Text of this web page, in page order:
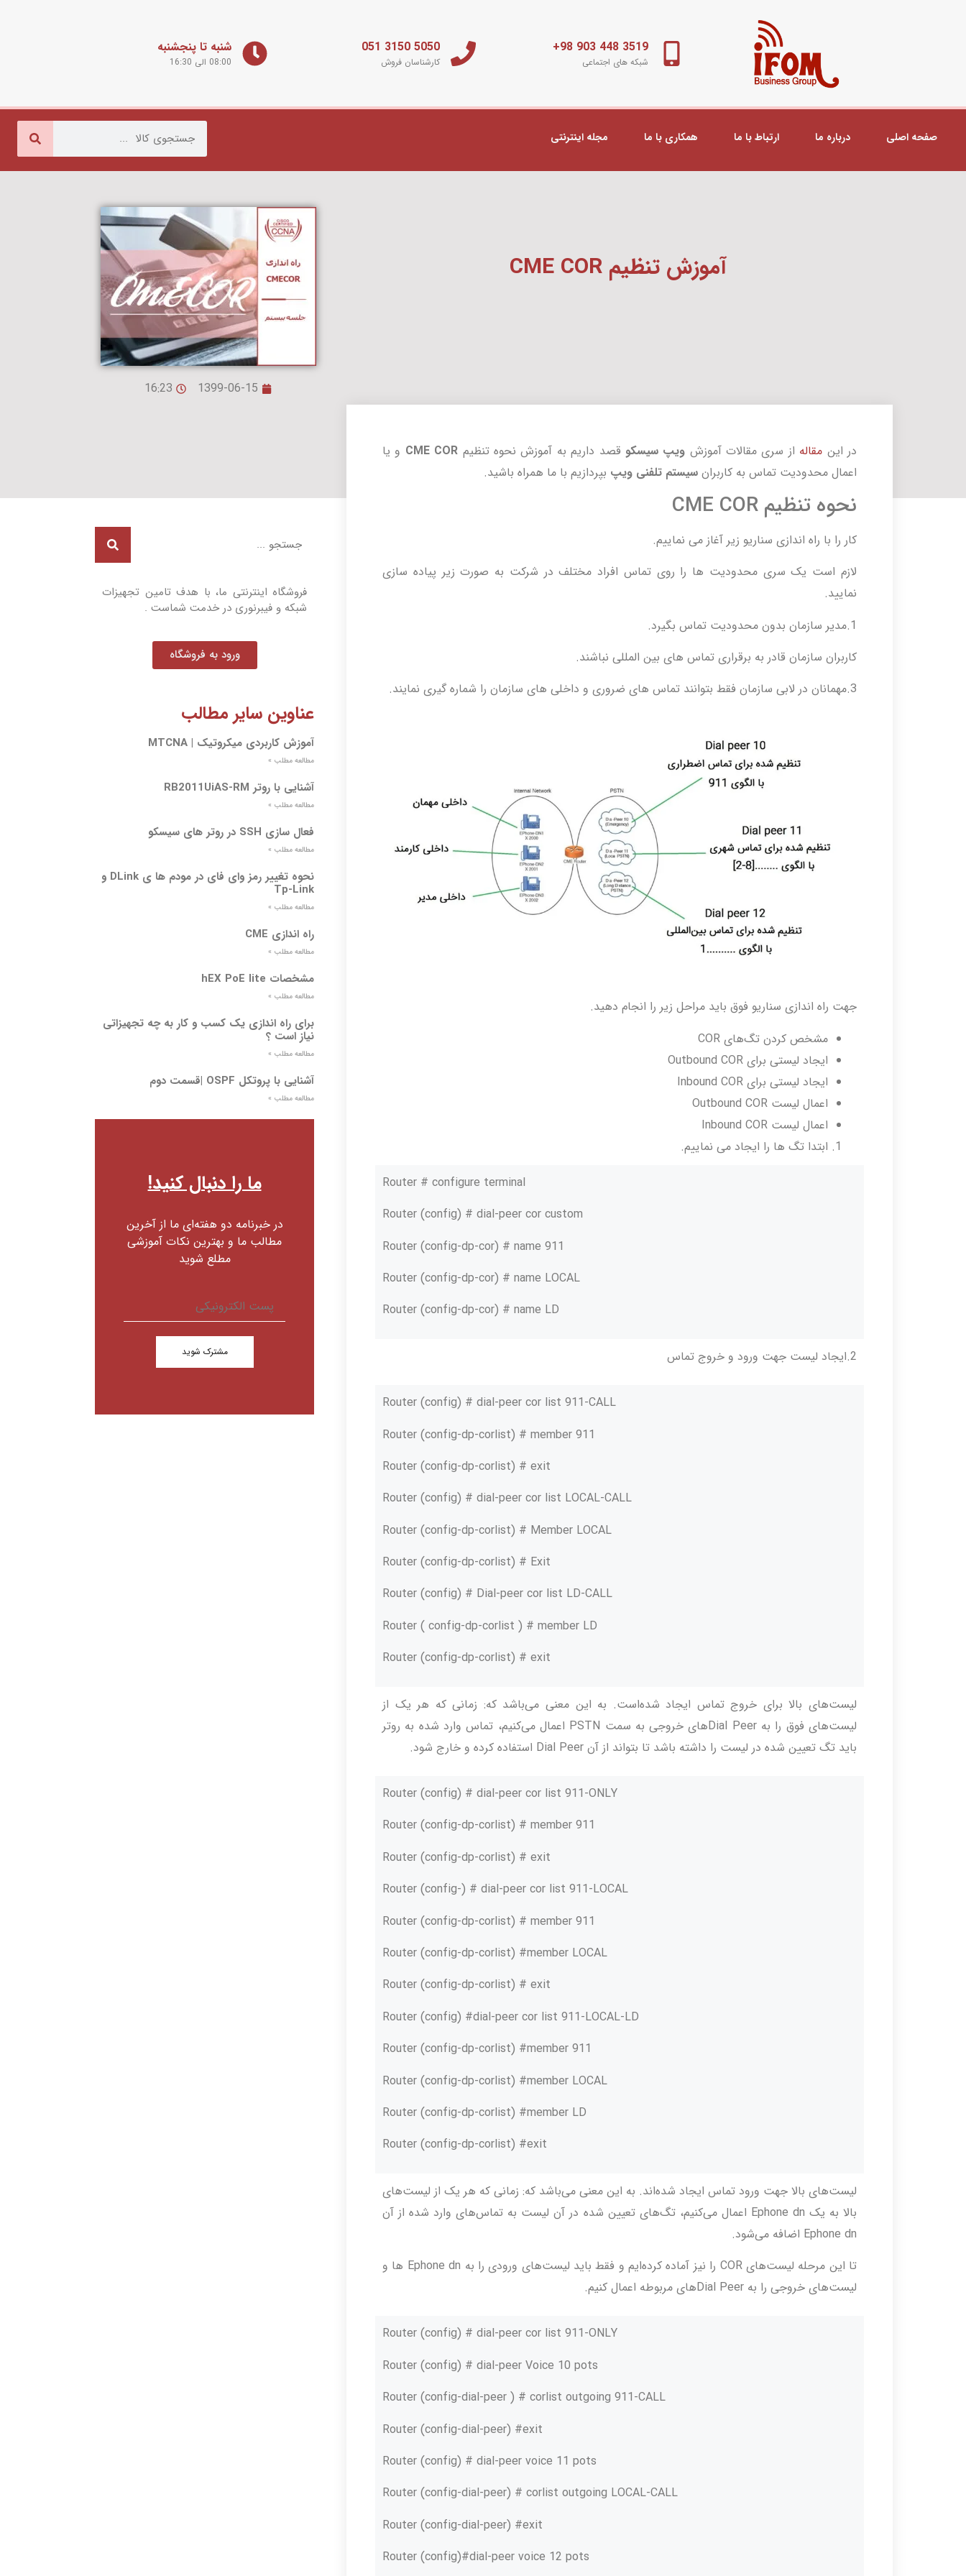
3519 448 903 98+
شبکه های اجتماعی
5050 3150 051
کارشناسان فروش
شنبه تا پنجشنبه
08:00 الی 16:30
صفحه اصلی درباره ما ارتباط با ما همکاری با ما مجله اینترنتی
آموزش تنظیم CME COR
1399-06-15
16:23
در این مقاله از سری مقالات آموزش ویپ سیسکو قصد داریم به آموزش نحوه تنظیم CME COR و یا
اعمال محدودیت تماس به کاربران سیستم تلفنی ویپ بپردازیم با ما همراه باشید.
نحوه تنظیم CME COR
کار را با راه اندازی سناریو زیر آغاز می نماییم.
لازم است یک سری محدودیت ها را روی تماس افراد مختلف در شرکت به صورت زیر پیاده سازی
نمایید.
1.مدیر سازمان بدون محدودیت تماس بگیرد.
کاربران سازمان قادر به برقراری تماس های بین المللی نباشند.
3.مهمانان در لابی سازمان فقط بتوانند تماس های ضروری و داخلی های سازمان را شماره گیری نمایند.
جهت راه اندازی سناریو فوق باید مراحل زیر را انجام دهید.
مشخص کردن تگ‌های COR
ایجاد لیستی برای Outbound COR
ایجاد لیستی برای Inbound COR
اعمال لیست Outbound COR
اعمال لیست Inbound COR
ابتدا تگ ها را ایجاد می نماییم.
Router # configure terminal
Router (config) # dial-peer cor custom
Router (config-dp-cor) # name 911
Router (config-dp-cor) # name LOCAL
Router (config-dp-cor) # name LD
2.ایجاد لیست جهت ورود و خروج تماس
Router (config) # dial-peer cor list 911-CALL
Router (config-dp-corlist) # member 911
Router (config-dp-corlist) # exit
Router (config) # dial-peer cor list LOCAL-CALL
Router (config-dp-corlist) # Member LOCAL
Router (config-dp-corlist) # Exit
Router (config) # Dial-peer cor list LD-CALL
Router ( config-dp-corlist ) # member LD
Router (config-dp-corlist) # exit
لیست‌های بالا برای خروج تماس ایجاد شده‌است. به این معنی می‌باشد که: زمانی که هر یک از
لیست‌های فوق را به Dial Peerهای خروجی به سمت PSTN اعمال می‌کنیم، تماس وارد شده به روتر
باید تگ تعیین شده در لیست را داشته باشد تا بتواند از آن Dial Peer استفاده کرده و خارج شود.
Router (config) # dial-peer cor list 911-ONLY
Router (config-dp-corlist) # member 911
Router (config-dp-corlist) # exit
Router (config-) # dial-peer cor list 911-LOCAL
Router (config-dp-corlist) # member 911
Router (config-dp-corlist) #member LOCAL
Router (config-dp-corlist) # exit
Router (config) #dial-peer cor list 911-LOCAL-LD
Router (config-dp-corlist) #member 911
Router (config-dp-corlist) #member LOCAL
Router (config-dp-corlist) #member LD
Router (config-dp-corlist) #exit
لیست‌های بالا جهت ورود تماس ایجاد شده‌اند. به این معنی می‌باشد که: زمانی که هر یک از لیست‌های
بالا به یک Ephone dn اعمال می‌کنیم، تگ‌های تعیین شده در آن لیست به تماس‌های وارد شده از آن
Ephone dn اضافه می‌شود.
تا این مرحله لیست‌های COR را نیز آماده کرده‌ایم و فقط باید لیست‌های ورودی را به Ephone dn ها و
لیست‌های خروجی‌ را به Dial Peerهای مربوطه اعمال کنیم.
Router (config) # dial-peer cor list 911-ONLY
Router (config) # dial-peer Voice 10 pots
Router (config-dial-peer ) # corlist outgoing 911-CALL
Router (config-dial-peer) #exit
Router (config) # dial-peer voice 11 pots
Router (config-dial-peer) # corlist outgoing LOCAL-CALL
Router (config-dial-peer) #exit
Router (config)#dial-peer voice 12 pots
فروشگاه اینترنتی ما، با هدف تامین تجهیزات
شبکه و فیبرنوری در خدمت شماست .
ورود به فروشگاه
عناوین سایر مطالب
آموزش کاربردی میکروتیک | MTCNA
مطالعه مطلب »
آشنایی با روتر RB2011UiAS-RM
مطالعه مطلب »
فعال سازی SSH در روتر های سیسکو
مطالعه مطلب »
نحوه تغییر رمز وای فای در مودم ها ی DLink و
Tp-Link
مطالعه مطلب »
راه اندازی CME
مطالعه مطلب »
مشخصات hEX PoE lite
مطالعه مطلب »
برای راه اندازی یک کسب و کار به چه تجهیزاتی
نیاز است ؟
مطالعه مطلب »
آشنایی با پروتکل OSPF |قسمت دوم
مطالعه مطلب »
ما را دنبال کنید!
در خبرنامه دو هفته‌ای ما از آخرین
مطالب ما و بهترین نکات آموزشی
مطلع شوید
مشترک شوید